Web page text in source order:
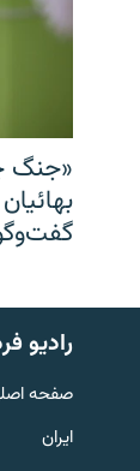
English
به ما بپیوندید
«جنگ
رادیو
صفحه
ایران